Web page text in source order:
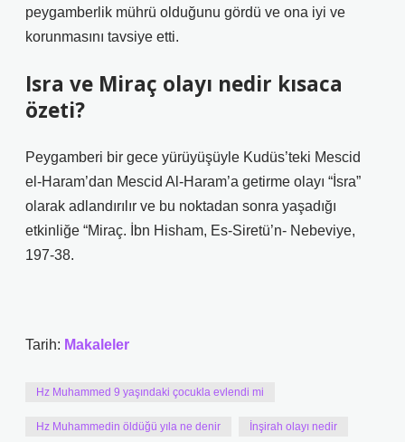
peygamberlik mührü olduğunu gördü ve ona iyi ve
korunmasını tavsiye etti.
Isra ve Miraç olayı nedir kısaca
özeti?
Peygamberi bir gece yürüyüşüyle ​​Kudüs’teki Mescid
el-Haram’dan Mescid Al-Haram’a getirme olayı “İsra”
olarak adlandırılır ve bu noktadan sonra yaşadığı
etkinliğe “Miraç. İbn Hisham, Es-Siretü’n- Nebeviye,
197-38.
Tarih: Makaleler
Hz Muhammed 9 yaşındaki çocukla evlendi mi
Hz Muhammedin öldüğü yıla ne denir İnşirah olayı nedir